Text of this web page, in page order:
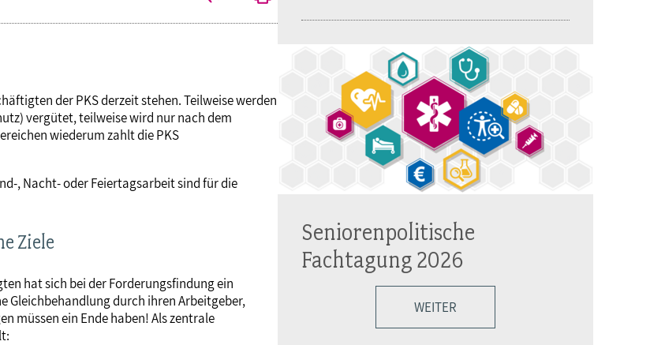
der PKS derzeit stehen. Teilweise werden
vergütet, teilweise wird nur nach dem
wiederum zahlt die PKS
, Nacht- oder Feiertagsarbeit sind für die
Ziele
hat sich bei der Forderungsfindung ein
Gleichbehandlung durch ihren Arbeitgeber,
müssen ein Ende haben! Als zentrale
Seniorenpolitische
Fachtagung 2026
WEITER